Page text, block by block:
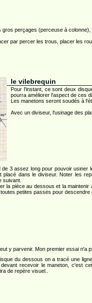
gros perçages (perceuse à
par percer les trous, placer les
le vilebrequin
Pour l'instant, ce sont deux
pourra améliorer l'aspect de ces
Les manetons seront soudés à
Avec un diviseur, l'usinage des
de 3 assez long pour pouvoir usiner
placé dans le diviseur. Noter les
suivant.
la pièce au dessous et la maintenir
petites passes pour descendre
y parvenir. Mon premier essai
du dessous on a tracé une
recevoir le maneton, c'est
de repère visuel..